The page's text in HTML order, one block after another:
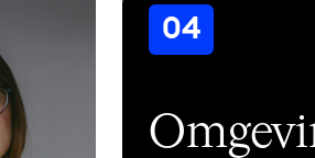
04